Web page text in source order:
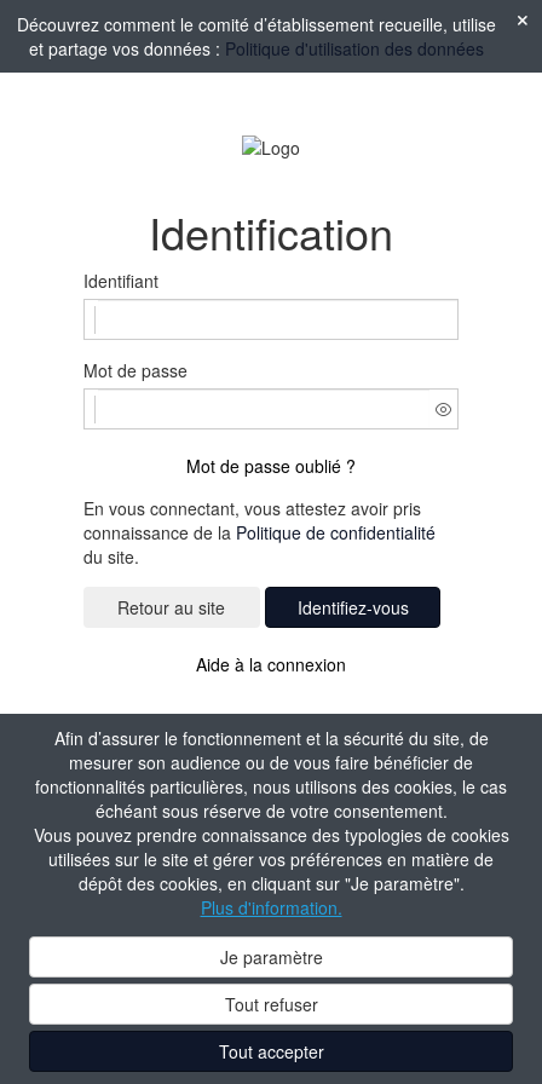
Afin d’assurer le fonctionnement et la sécurité du site, de
mesurer son audience ou de vous faire bénéficier de
fonctionnalités particulières, nous utilisons des cookies, le cas
échéant sous réserve de votre consentement.
Vous pouvez prendre connaissance des typologies de cookies
utilisées sur le site et gérer vos préférences en matière de
dépôt des cookies, en cliquant sur "Je paramètre".
Plus d'information.
Je paramètre
Tout refuser
Tout accepter
Découvrez comment le comité d’établissement recueille, utilise
et partage vos données : Politique d'utilisation des données
Identification
Identifiant
Mot de passe
Mot de passe oublié ?
En vous connectant, vous attestez avoir pris
connaissance de la Politique de confidentialité
du site.
Identifiez-vous
Aide à la connexion